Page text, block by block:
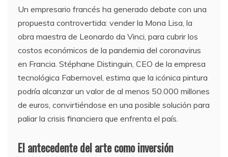
Un empresario francés ha generado debate con una
propuesta controvertida: vender la Mona Lisa, la
obra maestra de Leonardo da Vinci, para cubrir los
costos económicos de la pandemia del coronavirus
en Francia. Stéphane Distinguin, CEO de la empresa
tecnológica Fabernovel, estima que la icónica pintura
podría alcanzar un valor de al menos 50.000 millones
de euros, convirtiéndose en una posible solución para
paliar la crisis financiera que enfrenta el país.
El antecedente del arte como inversión